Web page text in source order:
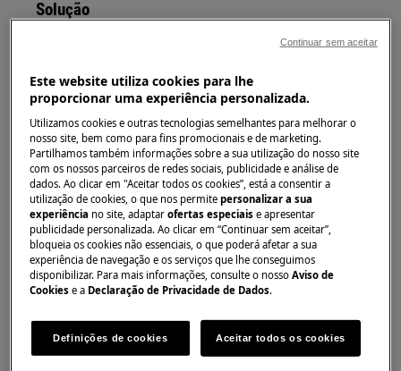
Solução
O combinado exibe a mensagem de erro
F1 ou F2 no painel
Aplica-se a
Combinado
Resolução
1. Contacte um Centro de Assistência Técnica
Autorizado
A mensagem de erro F1 ou F2 no visor indica
um problema com o termóstato.
Recomendamos que solicite a visita de um
Este website utiliza cookies para lhe
proporcionar uma experiência personalizada.
Utilizamos cookies e outras tecnologias semelhantes para melhorar o
nosso site, bem como para fins promocionais e de marketing.
Partilhamos também informações sobre a sua utilização do nosso site
com os nossos parceiros de redes sociais, publicidade e análise de
dados. Ao clicar em "Aceitar todos os cookies”, está a consentir a
utilização de cookies, o que nos permitepersonalizar a sua
experiência no site, adaptarofertas especiaise apresentar
publicidade personalizada. Ao clicar em “Continuar sem aceitar”,
bloqueia os cookies não essenciais, o que poderá afetar a sua
experiência de navegação e os serviços que lhe conseguimos
disponibilizar. Para mais informações, consulte o nossoAviso de
Cookies e a Declaração de Privacidade de Dados.
Definições de cookies Aceitar todos os cookies
Continuar sem aceitar